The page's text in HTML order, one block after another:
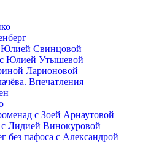
Юлией Свинцовой
с Юлией Утышевой
Ларионовой
Впечатления
с Зоей Арнаутовой
Лидией Винокуровой
без пафоса с Александрой